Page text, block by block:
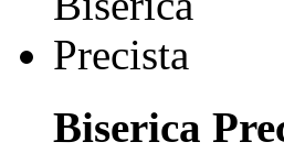
Biserica